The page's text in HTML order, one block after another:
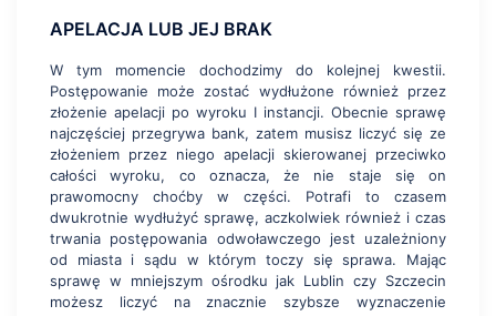
APELACJA LUB JEJ BRAK
W tym momencie dochodzimy do kolejnej kwestii.
Postępowanie może zostać wydłużone również przez
złożenie apelacji po wyroku I instancji. Obecnie sprawę
najczęściej przegrywa bank, zatem musisz liczyć się ze
złożeniem przez niego apelacji skierowanej przeciwko
całości wyroku, co oznacza, że nie staje się on
prawomocny choćby w części. Potrafi to czasem
dwukrotnie wydłużyć sprawę, aczkolwiek również i czas
trwania postępowania odwoławczego jest uzależniony
od miasta i sądu w którym toczy się sprawa. Mając
sprawę w mniejszym ośrodku jak Lublin czy Szczecin
możesz liczyć na znacznie szybsze wyznaczenie